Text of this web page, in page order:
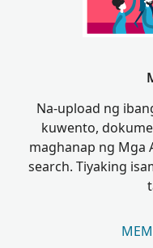
Na-upload ng
kuwento,
maghanap ng Mga
search. Tiyaking